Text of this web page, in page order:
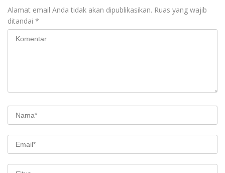
Alamat email Anda tidak akan dipublikasikan. Ruas yang wajib
ditandai *